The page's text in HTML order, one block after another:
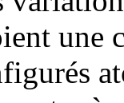
une